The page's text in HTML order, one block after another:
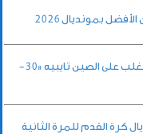
بمونديال 2026
«يد آسيا للشباب 2026».. منتخب الكويت يتغلب على الصين تايبيه «30-
كرة القدم للمرة الثانية